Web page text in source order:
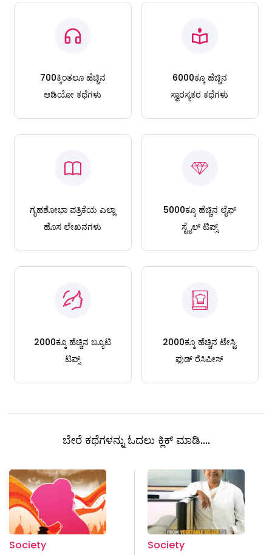
700ಕ್ಕಿಂತಲೂ ಹೆಚ್ಚಿನ
ಆಡಿಯೋ ಕಥೆಗಳು
6000ಕ್ಕೂ ಹೆಚ್ಚಿನ
ಸ್ವಾರಸ್ಯಕರ ಕಥೆಗಳು
ಗೃಹಶೋಭಾ ಪತ್ರಿಕೆಯ ಎಲ್ಲಾ
ಹೊಸ ಲೇಖನಗಳು
5000ಕ್ಕೂ ಹೆಚ್ಚಿನ ಲೈಫ್
ಸ್ಟೈಲ್ ಟಿಪ್ಸ್
2000ಕ್ಕೂ ಹೆಚ್ಚಿನ ಬ್ಯೂಟಿ
ಟಿಪ್ಸ್
2000ಕ್ಕೂ ಹೆಚ್ಚಿನ ಟೇಸ್ಟಿ
ಫುಡ್ ರೆಸಿಪೀಸ್
ಬೇರೆ ಕಥೆಗಳನ್ನು ಓದಲು ಕ್ಲಿಕ್ ಮಾಡಿ....
Society
Society